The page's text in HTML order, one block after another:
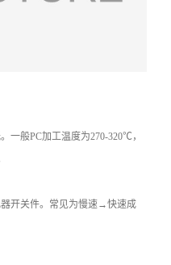
一般PC加工温度为270-320℃，
开关件。常见为慢速→快速成